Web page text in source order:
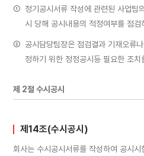
① 정기공시서류 작성에 관련된 사업팀
시 당해 공시내용의 적정여부를 점검
② 공시담당팀장은 점검결과 기재오류
정하기 위한 정정공시등 필요한 조치
제 2절 수시공시
제14조(수시공시)
회사는 수시공시서류를 작성하여 공시